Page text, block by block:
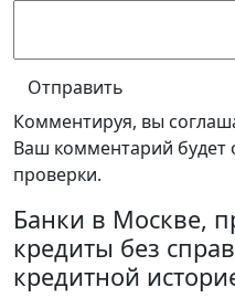
Отправить
Комментируя, вы
Ваш комментарий будет
проверки.
Банки в Москве,
кредиты без
кредитной